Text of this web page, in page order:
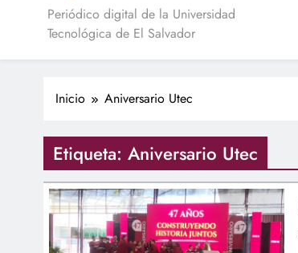
La Palabra Universitaria
Periódico digital de la Universidad
Tecnológica de El Salvador
Inicio Aniversario Utec
Etiqueta: Aniversario Utec